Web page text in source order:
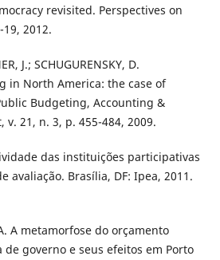
revisited. Perspectives on
2012.
J.; SCHUGURENSKY, D.
in North America: the case of
Budgeting, Accounting &
21, n. 3, p. 455-484, 2009.
das instituições participativas
avaliação. Brasília, DF: Ipea, 2011.
A metamorfose do orçamento
governo e seus efeitos em Porto